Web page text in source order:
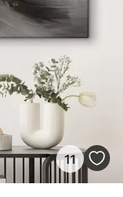
11